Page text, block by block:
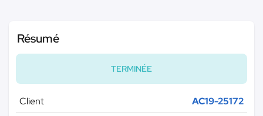
Résumé
TERMINÉE
Client
AC19-25172